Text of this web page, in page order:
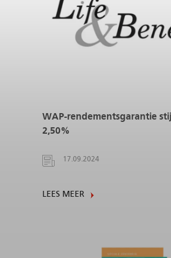
WAP-rendementsgarantie
2,50%
17.09.2024
LEES MEER